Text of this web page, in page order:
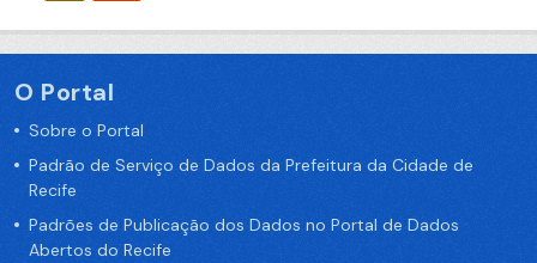
O Portal
Sobre o Portal
Padrão de Serviço de Dados da Prefeitura da Cidade de
Recife
Padrões de Publicação dos Dados no Portal de Dados
Abertos do Recife